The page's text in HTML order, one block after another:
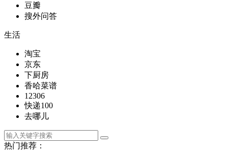
豆瓣
搜外问答
生活
淘宝
京东
下厨房
香哈菜谱
12306
快递100
去哪儿
热门推荐：